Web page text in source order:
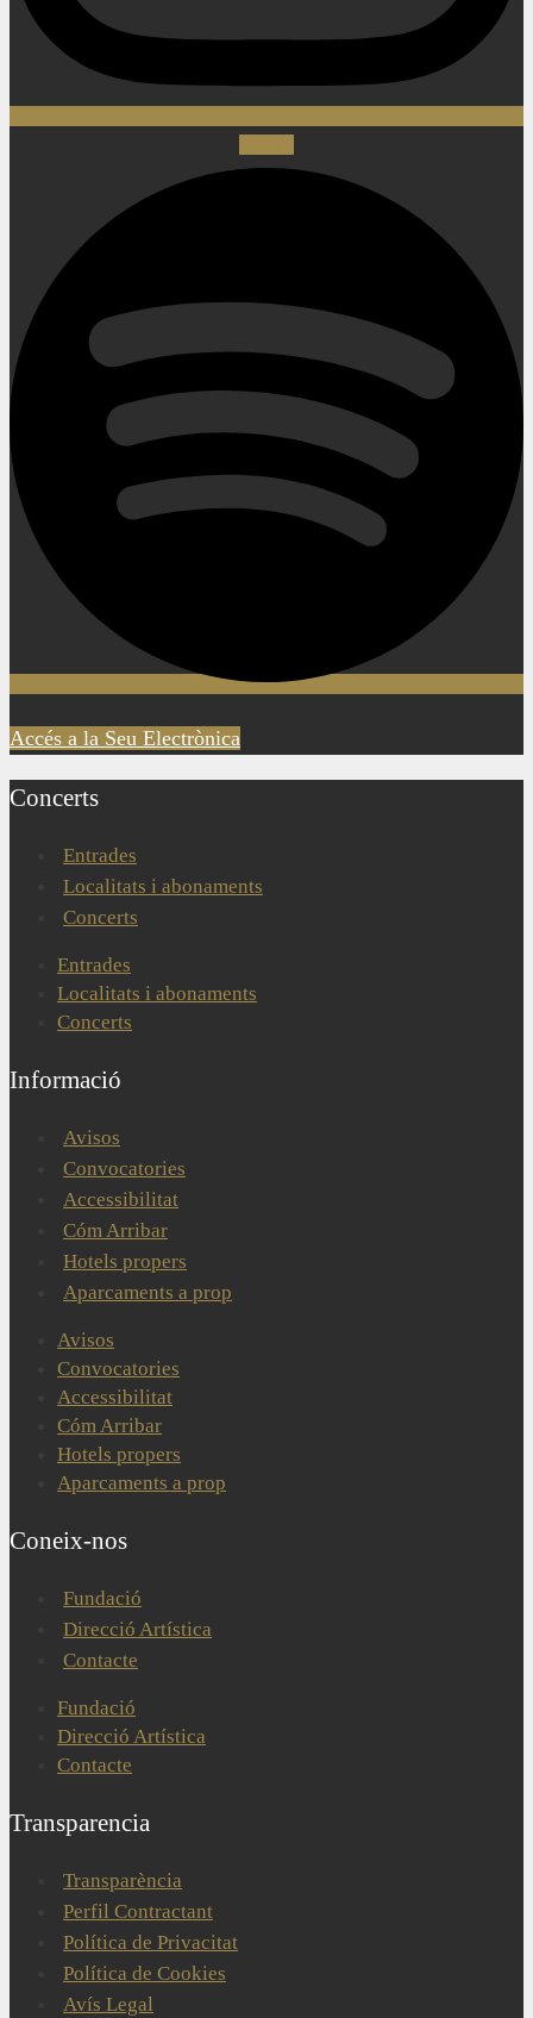
Accés a la Seu Electrònica
Concerts
Entrades
Localitats i abonaments
Concerts
Entrades
Localitats i abonaments
Concerts
Informació
Avisos
Convocatories
Accessibilitat
Cóm Arribar
Hotels propers
Aparcaments a prop
Avisos
Convocatories
Accessibilitat
Cóm Arribar
Hotels propers
Aparcaments a prop
Coneix-nos
Fundació
Direcció Artística
Contacte
Fundació
Direcció Artística
Contacte
Transparencia
Transparència
Perfil Contractant
Política de Privacitat
Política de Cookies
Avís Legal